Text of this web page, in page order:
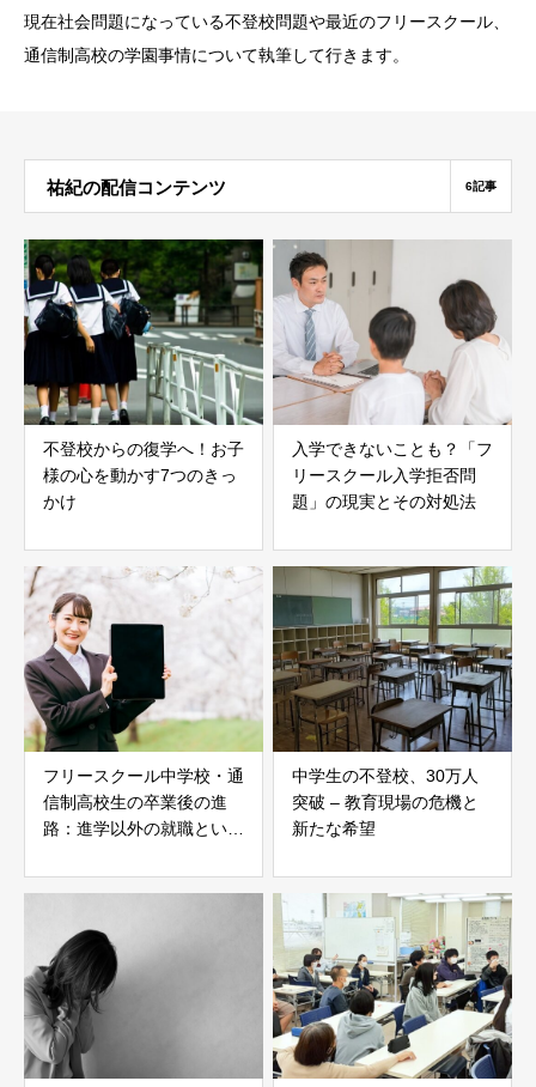
現在社会問題になっている不登校問題や最近のフリースクール、
通信制高校の学園事情について執筆して行きます。
祐紀の配信コンテンツ 6記事
不登校からの復学へ！お子
様の心を動かす7つのきっ
かけ
入学できないことも？「フ
リースクール入学拒否問
題」の現実とその対処法
フリースクール中学校・通
信制高校生の卒業後の進
路：進学以外の就職という
中学生の不登校、30万人
突破 – 教育現場の危機と
新たな希望